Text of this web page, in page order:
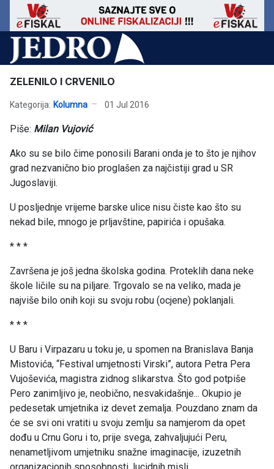
ZELENILO I CRVENILO
Kategorija: Kolumna 01 Jul 2016
Piše: Milan Vujović
Ako su se bilo čime ponosili Barani onda je to što je njihov
grad nezvanično bio proglašen za najčistiji grad u SR
Jugoslaviji.
U posljednje vrijeme barske ulice nisu čiste kao što su
nekad bile, mnogo je prljavštine, papirića i opušaka.
* * *
Završena je još jedna školska godina. Proteklih dana neke
škole ličile su na piljare. Trgovalo se na veliko, mada je
najviše bilo onih koji su svoju robu (ocjene) poklanjali.
* * *
U Baru i Virpazaru u toku je, u spomen na Branislava Banja
Mistovića, “Festival umjetnosti Virski”, autora Petra Pera
Vujoševića, magistra zidnog slikarstva. Što god potpiše
Pero zanimljivo je, neobično, nesvakidašnje... Okupio je
pedesetak umjetnika iz devet zemalja. Pouzdano znam da
će se svi oni vratiti u svoju zemlju sa namjerom da opet
dođu u Crnu Goru i to, prije svega, zahvaljujući Peru,
nenametljivom umjetniku snažne imaginacije, izuzetnih